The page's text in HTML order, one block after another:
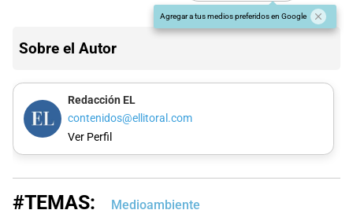
Agregar a tus medios preferidos en Google
Sobre el Autor
Redacción EL
contenidos@ellitoral.com
Ver Perfil
#TEMAS: Medioambiente